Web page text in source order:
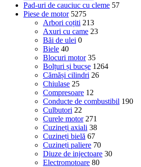
Pad-uri de cauciuc cu cleme 57
Piese de motor 5275
Arbori coțiti 213
Axuri cu came 23
Băi de ulei 0
Biele 40
Blocuri motor 35
Bolțuri și bucșe 1264
Cămăși cilindri 26
Chiulase 25
Compresoare 12
Conducte de combustibil 190
Culbutori 22
Curele motor 271
Cuzineți axiali 38
Cuzineți bielă 67
Cuzineți paliere 70
Diuze de injectoare 30
Electromotoare 80